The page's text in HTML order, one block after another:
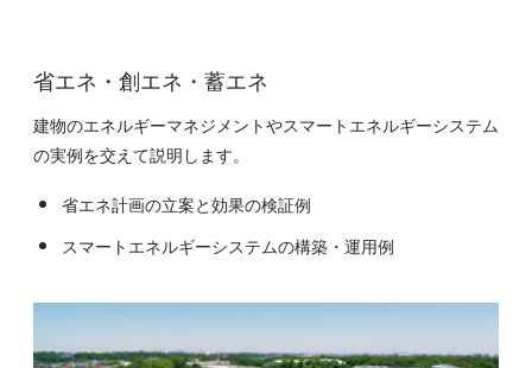
省エネ・創エネ・蓄エネ
建物のエネルギーマネジメントやスマートエネルギーシステム
の実例を交えて説明します。
省エネ計画の立案と効果の検証例
スマートエネルギーシステムの構築・運用例